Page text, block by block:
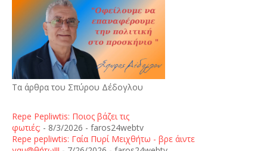
Τα άρθρα του Σπύρου Δέδογλου
Repe Pepliwtis: Ποιος βάζει τις
φωτιές; - 8/3/2026 - faros24webtv
Repe pepliwtis: Γαία Πυρί Μειχθήτω - βρε άιντε